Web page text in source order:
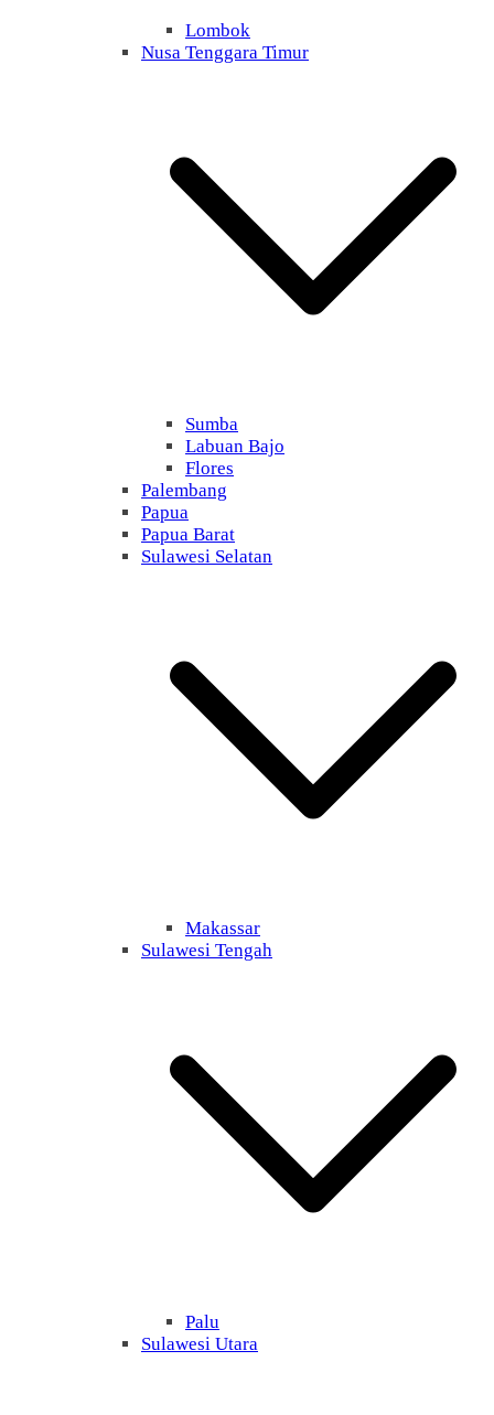
Lombok
Nusa Tenggara Timur
Sumba
Labuan Bajo
Flores
Palembang
Papua
Papua Barat
Sulawesi Selatan
Makassar
Sulawesi Tengah
Palu
Sulawesi Utara